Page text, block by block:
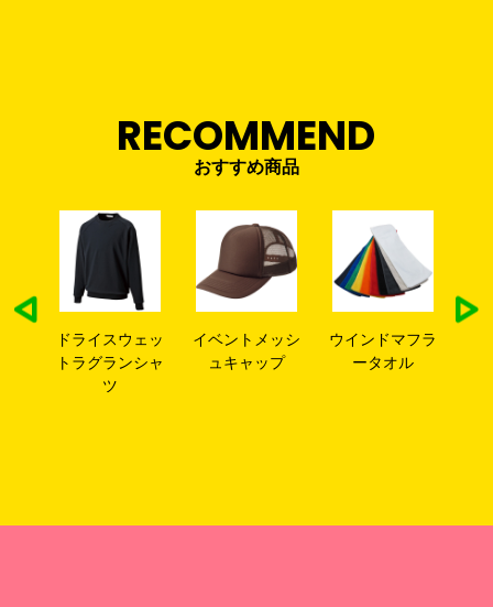
RECOMMEND
おすすめ商品
ドライスウェッ
トラグランシャ
ツ
イベントメッシ
ュキャップ
ウインドマフラ
ータオル